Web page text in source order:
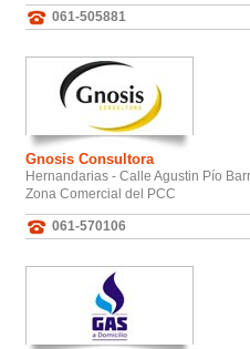
061-505881
Gnosis Consultora
Hernandarias - Calle Agustin Pío
Zona Comercial del PCC
061-570106